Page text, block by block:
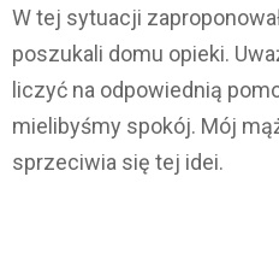
W tej sytuacji
poszukali domu opieki.
liczyć na odpowiednią
mielibyśmy spokój. Mój
sprzeciwia się tej idei.